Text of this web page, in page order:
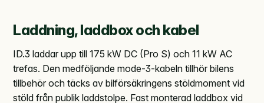
Laddning, laddbox och kabel
ID.3 laddar upp till 175 kW DC (Pro S) och 11 kW AC
trefas. Den medföljande mode-3-kabeln tillhör bilens
tillbehör och täcks av bilförsäkringens stöldmoment vid
stöld från publik laddstolpe. Fast monterad laddbox vid